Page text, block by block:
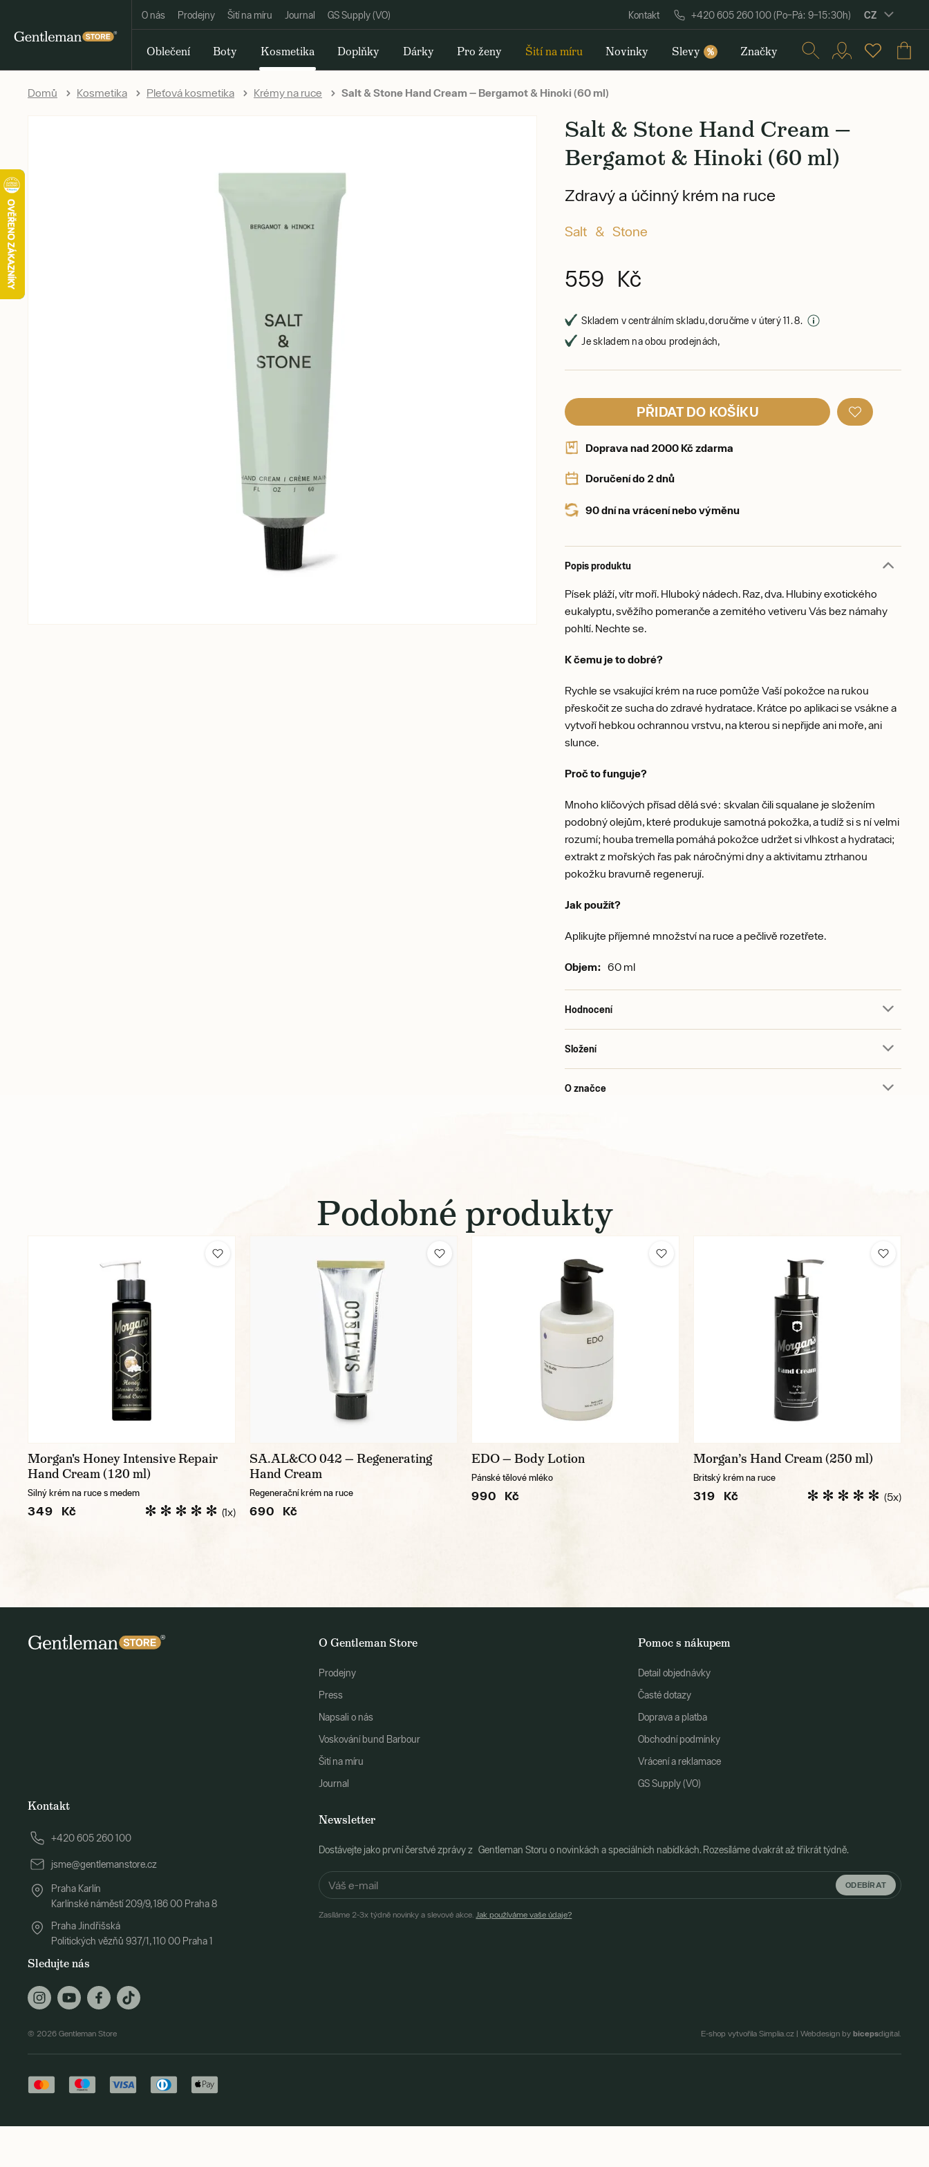
O nás Prodejny Šití na míru Journal GS Supply (VO) Kontakt +420 605 260 100 (Po–Pá: 9–15:30h) CZ
Oblečení Boty Kosmetika Doplňky Dárky Pro ženy Šití na míru Novinky Slevy % Značky
Domů Kosmetika Pleťová kosmetika Krémy na ruce Salt & Stone Hand Cream — Bergamot & Hinoki (60 ml)
Salt & Stone Hand Cream —
Bergamot & Hinoki (60 ml)
Zdravý a účinný krém na ruce
Salt & Stone
559 Kč
Skladem v centrálním skladu, doručíme v úterý 11. 8.
Je skladem na obou prodejnách,
PŘIDAT DO KOŠÍKU
Doprava nad 2000 Kč zdarma
Doručení do 2 dnů
90 dní na vrácení nebo výměnu
Popis produktu
Písek pláží, vítr moří. Hluboký nádech. Raz, dva. Hlubiny exotického
eukalyptu, svěžího pomeranče a zemitého vetiveru Vás bez námahy
pohltí. Nechte se.
K čemu je to dobré?
Rychle se vsakující krém na ruce pomůže Vaší pokožce na rukou
přeskočit ze sucha do zdravé hydratace. Krátce po aplikaci se vsákne a
vytvoří hebkou ochrannou vrstvu, na kterou si nepřijde ani moře, ani
slunce.
Proč to funguje?
Mnoho klíčových přísad dělá své: skvalan čili squalane je složením
podobný olejům, které produkuje samotná pokožka, a tudíž si s ní velmi
rozumí; houba tremella pomáhá pokožce udržet si vlhkost a hydrataci;
extrakt z mořských řas pak náročnými dny a aktivitamu ztrhanou
pokožku bravurně regenerují.
Jak použít?
Aplikujte příjemné množství na ruce a pečlivě rozetřete.
Objem:60 ml
Hodnocení
Složení
O značce
Podobné produkty
Morgan's Honey Intensive Repair
Hand Cream (120 ml)
Silný krém na ruce s medem
349 Kč (1x)
SA.AL&CO 042 — Regenerating
Hand Cream
Regenerační krém na ruce
690 Kč
EDO — Body Lotion
Pánské tělové mléko
990 Kč
Morgan’s Hand Cream (250 ml)
Britský krém na ruce
319 Kč (5x)
O Gentleman Store
Prodejny
Press
Napsali o nás
Voskování bund Barbour
Šití na míru
Journal
Pomoc s nákupem
Detail objednávky
Časté dotazy
Doprava a platba
Obchodní podmínky
Vrácení a reklamace
GS Supply (VO)
Newsletter
Dostávejte jako první čerstvé zprávy z Gentleman Storu o novinkách a speciálních nabídkách. Rozesíláme dvakrát až třikrát týdně.
ODEBÍRAT
Zasíláme 2-3x týdně novinky a slevové akce. Jak používáme vaše údaje?
Kontakt
+420 605 260 100
jsme@gentlemanstore.cz
Praha Karlín
Karlínské náměstí 209/9, 186 00 Praha 8
Praha Jindřišská
Politických vězňů 937/1, 110 00 Praha 1
Sledujte nás
© 2026 Gentleman Store E-shop vytvořila Simplia.cz | Webdesign by bicepsdigital.